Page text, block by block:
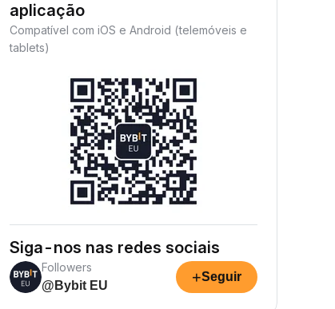
aplicação
Compatível com iOS e Android (telemóveis e
tablets)
Siga-nos nas redes sociais
Followers
@Bybit EU
+Seguir